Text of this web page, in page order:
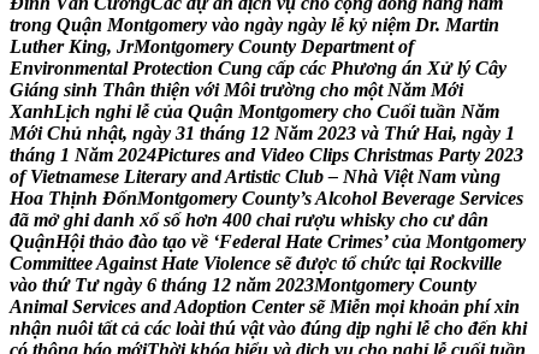
trong Quận Montgomery vào ngày ngày lễ kỷ niệm Dr. Martin
Luther King, JrMontgomery County Department of
Environmental Protection Cung cấp các Phương án Xử lý Cây
Giáng sinh Thân thiện với Môi trường cho một Năm Mới
XanhLịch nghỉ lễ của Quận Montgomery cho Cuối tuần Năm
Mới Chủ nhật, ngày 31 tháng 12 Năm 2023 và Thứ Hai, ngày 1
tháng 1 Năm 2024Pictures and Video Clips Christmas Party 2023
of Vietnamese Literary andArtistic Club – Nhà Việt Nam vùng
Hoa Thịnh ĐốnMontgomery County’sAlcohol Beverage Services
đã mở ghi danh xổ số hơn 400 chai rượu whisky cho cư dân
QuậnHội thảo đào tạo về ‘Federal Hate Crimes’ của Montgomery
CommitteeAgainst Hate Violence sẽ được tổ chức tại Rockville
vào thứ Tư ngày 6 tháng 12 năm 2023Montgomery County
Animal Services andAdoption Center sẽ Miễn mọi khoản phí xin
nhận nuôi tất cả các loài thú vật vào đúng dịp nghỉ lễ cho đến khi
có thông báo mớiThời khóa biểu và dịch vụ cho nghỉ lễ cuối tuần